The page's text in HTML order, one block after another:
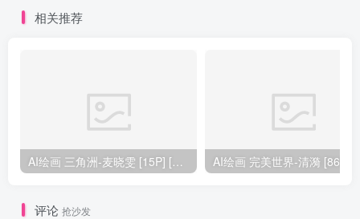
相关推荐
AI绘画 三角洲-麦晓雯 [15P] [57M]
评论 抢沙发